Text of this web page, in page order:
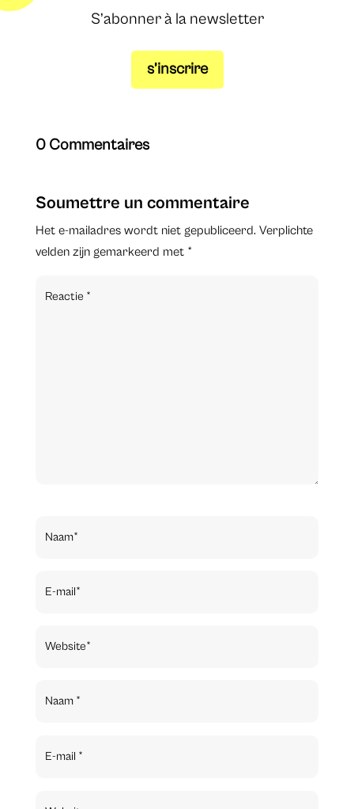
S’abonner à la newsletter
s’inscrire
0 Commentaires
Soumettre un commentaire
Het e-mailadres wordt niet gepubliceerd. Verplichte
velden zijn gemarkeerd met *